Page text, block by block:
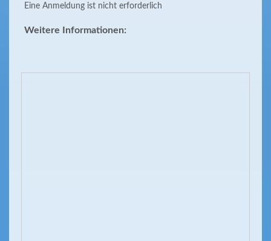
Eine Anmeldung ist nicht erforderlich
Weitere Informationen: